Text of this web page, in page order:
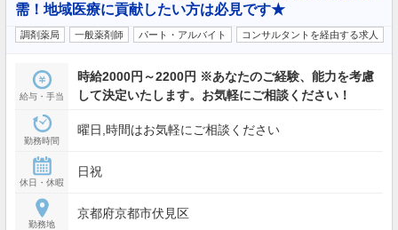
需！地域医療に貢献したい方は必見です★
調剤薬局 一般薬剤師 パート・アルバイト コンサルタントを経由する求人
給与・手当
時給2000円～2200円 ※あなたのご経験、能力を考慮
して決定いたします。お気軽にご相談ください！
勤務時間
曜日,時間はお気軽にご相談ください
休日・休暇
日祝
勤務地
京都府京都市伏見区